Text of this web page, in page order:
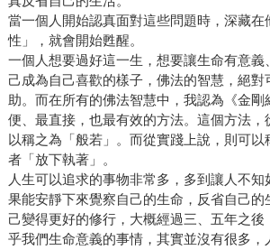
當一個人開始認真面對這些問題時，深藏在
性」，就會開始甦醒。
一個人想要過好這一生，想要讓生命有意義
己成為自己喜歡的樣子，佛法的智慧，絕對
助。而在所有的佛法智慧中，我認為《金剛
便、最直接，也最有效的方法。這個方法，
以稱之為「般若」。而從實踐上說，則可
者「放下執著」。
人生可以追求的事物非常多，多到讓人不知
果能安靜下來覺察自己的生命，反省自己的
己變得更好的修行，大概經過三、五年之後
乎我們生命意義的事情，其實並沒有很多，